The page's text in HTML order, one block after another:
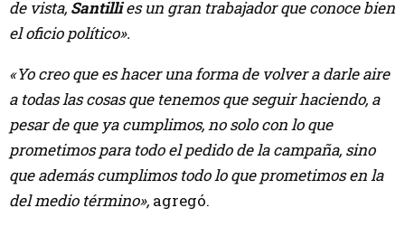
de vista, Santillies un gran trabajador que conoce bien
el oficio político».
«Yo creo que es hacer una forma de volver a darle aire
a todas las cosas que tenemos que seguir haciendo, a
pesar de que ya cumplimos, no solo con lo que
prometimos para todo el pedido de la campaña, sino
que además cumplimos todo lo que prometimos en la
del medio término», agregó.